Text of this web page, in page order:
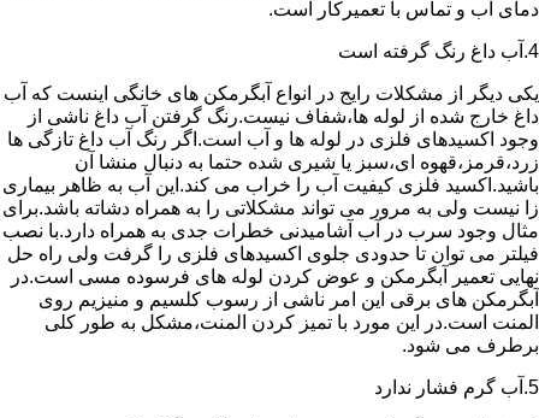
دمای آب و تماس با تعمیرکار است.
4.آب داغ رنگ گرفته است
یکی دیگر از مشکلات رایج در انواع آبگرمکن های خانگی اینست که آب
داغ خارج شده از لوله ها،شفاف نیست.رنگ گرفتن آب داغ ناشی از
وجود اکسیدهای فلزی در لوله ها و آب است.اگر رنگ آب داغ تازگی ها
زرد،قرمز،قهوه ای،سبز یا شیری شده حتما به دنبال منشا آن
باشید.اکسید فلزی کیفیت آب را خراب می کند.این آب به ظاهر بیماری
زا نیست ولی به مرور می تواند مشکلاتی را به همراه دشاته باشد.برای
مثال وجود سرب در آب آشامیدنی خطرات جدی به همراه دارد.با نصب
فیلتر می توان تا حدودی جلوی اکسیدهای فلزی را گرفت ولی راه حل
نهایی تعمیر آبگرمکن و عوض کردن لوله های فرسوده مسی است.در
آبگرمکن های برقی این امر ناشی از رسوب کلسیم و منیزیم روی
المنت است.در این مورد با تمیز کردن المنت،مشکل به طور کلی
برطرف می شود.
5.آب گرم فشار ندارد